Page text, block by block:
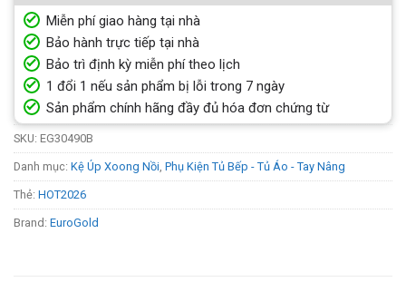
Miễn phí giao hàng tại nhà
Bảo hành trực tiếp tại nhà
Bảo trì định kỳ miễn phí theo lịch
1 đổi 1 nếu sản phẩm bị lỗi trong 7 ngày
Sản phẩm chính hãng đầy đủ hóa đơn chứng từ
SKU: EG30490B
Danh mục: Kệ Úp Xoong Nồi, Phụ Kiện Tủ Bếp - Tủ Áo - Tay Nâng
Thẻ: HOT2026
Brand: EuroGold